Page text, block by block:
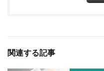
関連する記事